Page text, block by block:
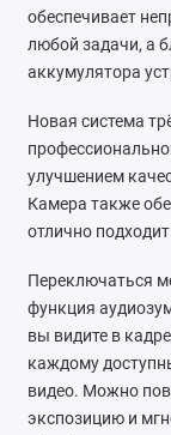
обеспечивает
любой задачи, а
аккумулятора
Новая система
улучшением
Камера также
отлично
Переключаться
функция
вы видите в
каждому
видео. Можно
экспозицию и